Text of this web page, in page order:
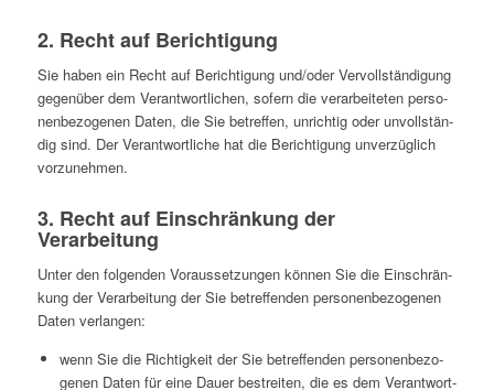
2. Recht auf Berichtigung
Sie haben ein Recht auf Berich­ti­gung und/oder Ver­voll­stän­di­gung
gegen­über dem Ver­ant­wort­li­chen, sofern die ver­ar­bei­te­ten per­so­
nen­be­zo­ge­nen Daten, die Sie betref­fen, unrich­tig oder unvoll­stän­
dig sind. Der Ver­ant­wort­li­che hat die Berich­ti­gung unver­züg­lich
vorzunehmen.
3. Recht auf Ein­schrän­kung der
Verarbeitung
Unter den fol­gen­den Vor­aus­set­zun­gen können Sie die Ein­schrän­
kung der Ver­ar­bei­tung der Sie betref­fen­den per­so­nen­be­zo­ge­nen
Daten verlangen:
wenn Sie die Rich­tig­keit der Sie betref­fen­den per­so­nen­be­zo­
ge­nen Daten für eine Dauer bestrei­ten, die es dem Ver­ant­wort­